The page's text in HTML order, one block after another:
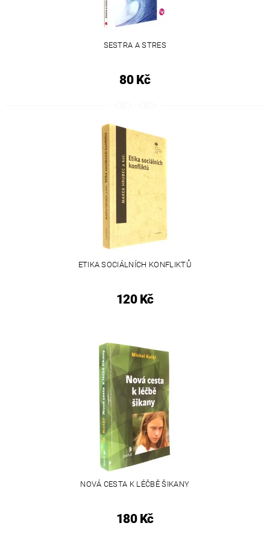
SESTRA A STRES
80 Kč
ETIKA SOCIÁLNÍCH KONFLIKTŮ
120 Kč
NOVÁ CESTA K LÉČBĚ ŠIKANY
180 Kč